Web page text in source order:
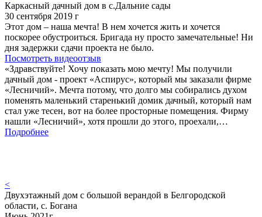
Каркасный дачный дом в с.Дальние сады
30 сентября 2019 г
Этот дом – наша мечта! В нем хочется жить и хочется
поскорее обустроиться. Бригада ну просто замечательные! Ни
дня задержки сдачи проекта не было.
Посмотреть видеоотзыв
«Здравствуйте! Хочу показать мою мечту! Мы получили
дачный дом - проект «Аспирус», который мы заказали фирме
«Лесничий». Мечта потому, что долго мы собирались духом
поменять маленький старенький домик дачный, который нам
стал уже тесен, вот на более просторные помещения. Фирму
нашли «Лесничий», хотя прошли до этого, проехали,…
Подробнее
<
Двухэтажный дом с большой верандой в Белгородской
области, с. Богана